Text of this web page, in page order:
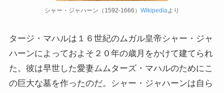
シャー・ジャハーン（1592-1666） Wikipediaより
タージ・マハルは１６世紀のムガル皇帝シャー・ジャ
ハーンによっておよそ２０年の歳月をかけて建てられ
た。彼は早世した愛妻ムムターズ・マハルのためにこ
の巨大な墓を作ったのだ。シャー・ジャハーンは自ら